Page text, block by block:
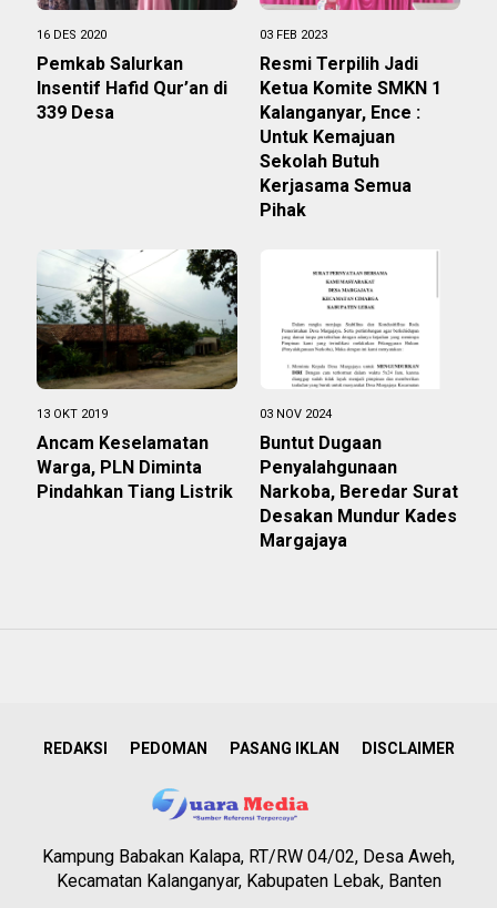
16 DES 2020
Pemkab Salurkan
Insentif Hafid Qur’an di
339 Desa
03 FEB 2023
Resmi Terpilih Jadi
Ketua Komite SMKN 1
Kalanganyar, Ence :
Untuk Kemajuan
Sekolah Butuh
Kerjasama Semua
Pihak
13 OKT 2019
Ancam Keselamatan
Warga, PLN Diminta
Pindahkan Tiang Listrik
03 NOV 2024
Buntut Dugaan
Penyalahgunaan
Narkoba, Beredar Surat
Desakan Mundur Kades
Margajaya
REDAKSI PEDOMAN PASANG IKLAN DISCLAIMER
Kampung Babakan Kalapa, RT/RW 04/02, Desa Aweh,
Kecamatan Kalanganyar, Kabupaten Lebak, Banten